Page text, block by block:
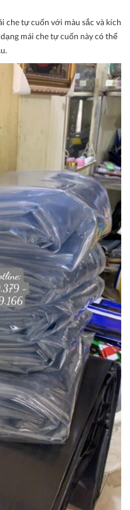
che tự cuốn với màu sắc và kích
mái che tự cuốn này có thể